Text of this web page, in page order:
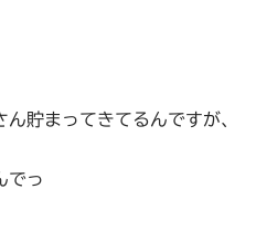
貯まってきてるんですが、
でっ